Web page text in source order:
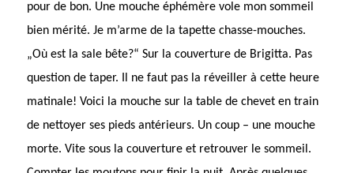
pour de bon. Une mouche éphémère vole mon sommeil
bien mérité. Je m’arme de la tapette chasse-mouches.
„Où est la sale bête?“ Sur la couverture de Brigitta. Pas
question de taper. Il ne faut pas la réveiller à cette heure
matinale! Voici la mouche sur la table de chevet en train
de nettoyer ses pieds antérieurs. Un coup – une mouche
morte. Vite sous la couverture et retrouver le sommeil.